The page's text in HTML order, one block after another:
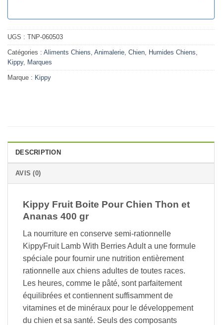
UGS : TNP-060503
Catégories : Aliments Chiens, Animalerie, Chien, Humides Chiens,
Kippy, Marques
Marque : Kippy
DESCRIPTION
AVIS (0)
Kippy Fruit Boite Pour Chien Thon et
Ananas 400 gr
La nourriture en conserve semi-rationnelle
KippyFruit Lamb With Berries Adult a une formule
spéciale pour fournir une nutrition entièrement
rationnelle aux chiens adultes de toutes races.
Les heures, comme le pâté, sont parfaitement
équilibrées et contiennent suffisamment de
vitamines et de minéraux pour le développement
du chien et sa santé. Seuls des composants